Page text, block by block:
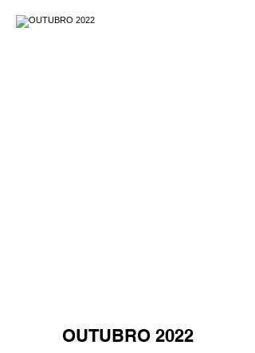
OUTUBRO 2022